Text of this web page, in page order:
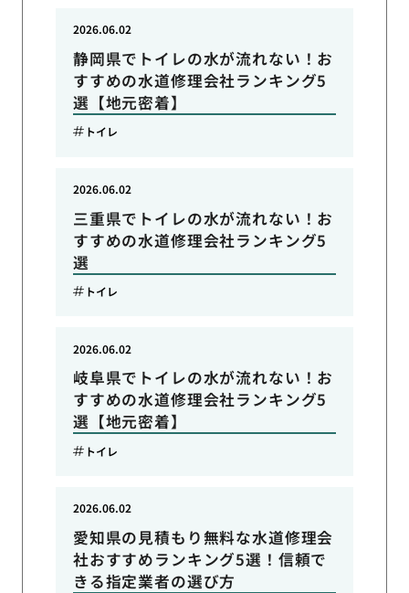
静岡県でトイレの水が流れない！お
すすめの水道修理会社ランキング5
選【地元密着】
2026.06.02
トイレ
三重県でトイレの水が流れない！お
すすめの水道修理会社ランキング5
選
2026.06.02
トイレ
岐阜県でトイレの水が流れない！お
すすめの水道修理会社ランキング5
選【地元密着】
2026.06.02
トイレ
愛知県の見積もり無料な水道修理会
社おすすめランキング5選！信頼で
きる指定業者の選び方
2026.06.02